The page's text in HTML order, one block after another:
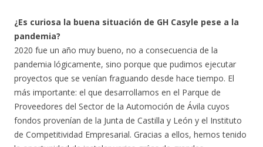
¿Es curiosa la buena situación de GH Casyle pese a la
pandemia?
2020 fue un año muy bueno, no a consecuencia de la
pandemia lógicamente, sino porque que pudimos ejecutar
proyectos que se venían fraguando desde hace tiempo. El
más importante: el que desarrollamos en el Parque de
Proveedores del Sector de la Automoción de Ávila cuyos
fondos provenían de la Junta de Castilla y León y el Instituto
de Competitividad Empresarial. Gracias a ellos, hemos tenido